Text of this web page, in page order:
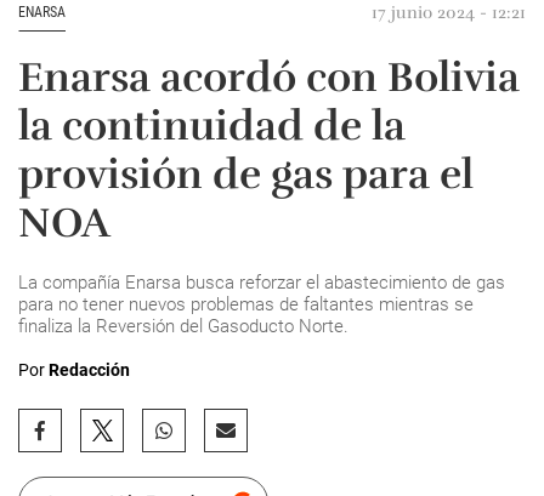
ENARSA 17 junio 2024 - 12:21
Enarsa acordó con Bolivia
la continuidad de la
provisión de gas para el
NOA
La compañía Enarsa busca reforzar el abastecimiento de gas
para no tener nuevos problemas de faltantes mientras se
finaliza la Reversión del Gasoducto Norte.
PorRedacción